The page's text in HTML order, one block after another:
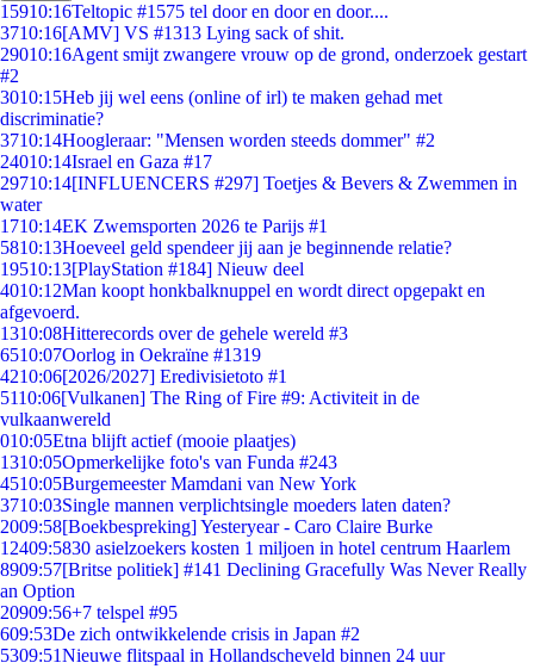
15910:16Teltopic #1575 tel door en door en door....
3710:16[AMV] VS #1313 Lying sack of shit.
29010:16Agent smijt zwangere vrouw op de grond, onderzoek gestart
#2
3010:15Heb jij wel eens (online of irl) te maken gehad met
discriminatie?
3710:14Hoogleraar: "Mensen worden steeds dommer" #2
24010:14Israel en Gaza #17
29710:14[INFLUENCERS #297] Toetjes & Bevers & Zwemmen in
water
1710:14EK Zwemsporten 2026 te Parijs #1
5810:13Hoeveel geld spendeer jij aan je beginnende relatie?
19510:13[PlayStation #184] Nieuw deel
4010:12Man koopt honkbalknuppel en wordt direct opgepakt en
afgevoerd.
1310:08Hitterecords over de gehele wereld #3
6510:07Oorlog in Oekraïne #1319
4210:06[2026/2027] Eredivisietoto #1
5110:06[Vulkanen] The Ring of Fire #9: Activiteit in de
vulkaanwereld
010:05Etna blijft actief (mooie plaatjes)
1310:05Opmerkelijke foto's van Funda #243
4510:05Burgemeester Mamdani van New York
3710:03Single mannen verplichtsingle moeders laten daten?
2009:58[Boekbespreking] Yesteryear - Caro Claire Burke
12409:5830 asielzoekers kosten 1 miljoen in hotel centrum Haarlem
8909:57[Britse politiek] #141 Declining Gracefully Was Never Really
an Option
20909:56+7 telspel #95
609:53De zich ontwikkelende crisis in Japan #2
5309:51Nieuwe flitspaal in Hollandscheveld binnen 24 uur